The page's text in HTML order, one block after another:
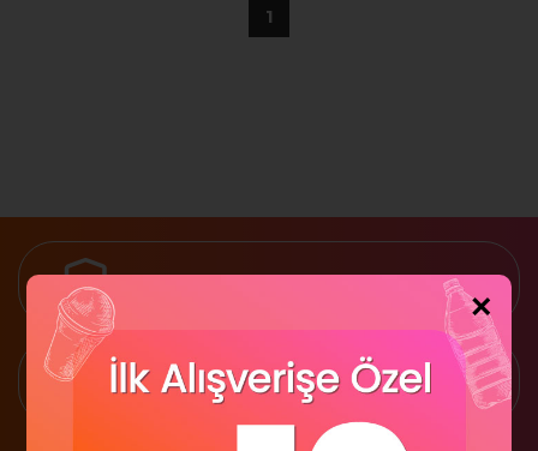
1
2 Gün İçinde Teslimat
×